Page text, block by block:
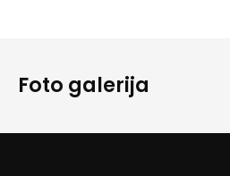
Foto galerija